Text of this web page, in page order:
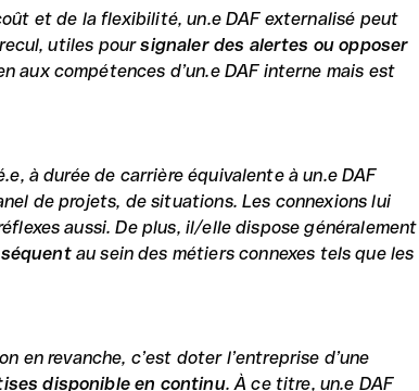
et de la flexibilité, un.e DAF externalisé peut
utiles poursignaler des alertes ou opposer
aux compétences d’un.e DAF interne mais est
à durée de carrière équivalente à un.e DAF
de projets, de situations. Les connexions lui
aussi. De plus, il/elle dispose généralement
au sein des métiers connexes tels que les
en revanche, c’est doter l’entreprise d’une
disponible en continu. À ce titre, un.e DAF